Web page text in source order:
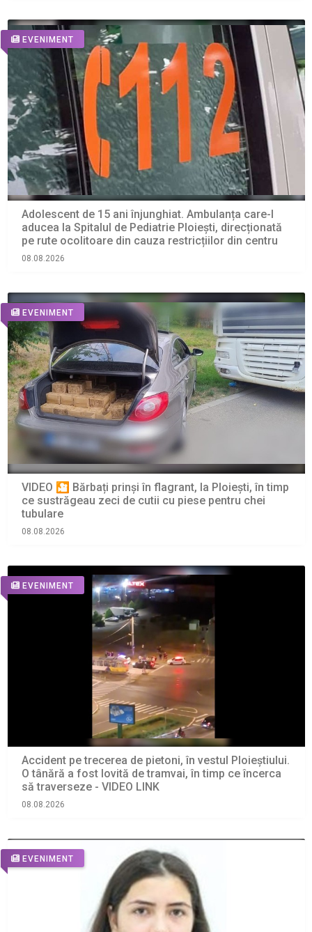
EVENIMENT
Adolescent de 15 ani înjunghiat. Ambulanța care-l
aducea la Spitalul de Pediatrie Ploiești, direcționată
pe rute ocolitoare din cauza restricțiilor din centru
08.08.2026
EVENIMENT
VIDEO 🎦 Bărbați prinși în flagrant, la Ploiești, în timp
ce sustrăgeau zeci de cutii cu piese pentru chei
tubulare
08.08.2026
EVENIMENT
Accident pe trecerea de pietoni, în vestul Ploieștiului.
O tânără a fost lovită de tramvai, în timp ce încerca
să traverseze - VIDEO LINK
08.08.2026
EVENIMENT